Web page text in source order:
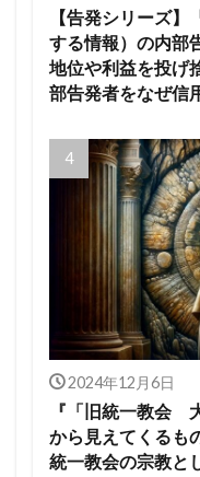
【告発シリーズ
する情報）の内部
地位や利益を投げ
部告発者をなぜ信
2024年12月6日
『「旧統一教会
から見えてくるも
統一教会の宗教と